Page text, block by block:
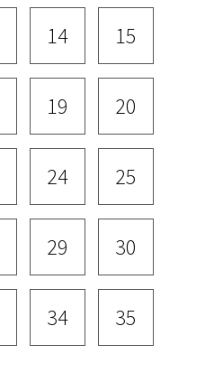
14 15
19 20
24 25
29 30
34 35